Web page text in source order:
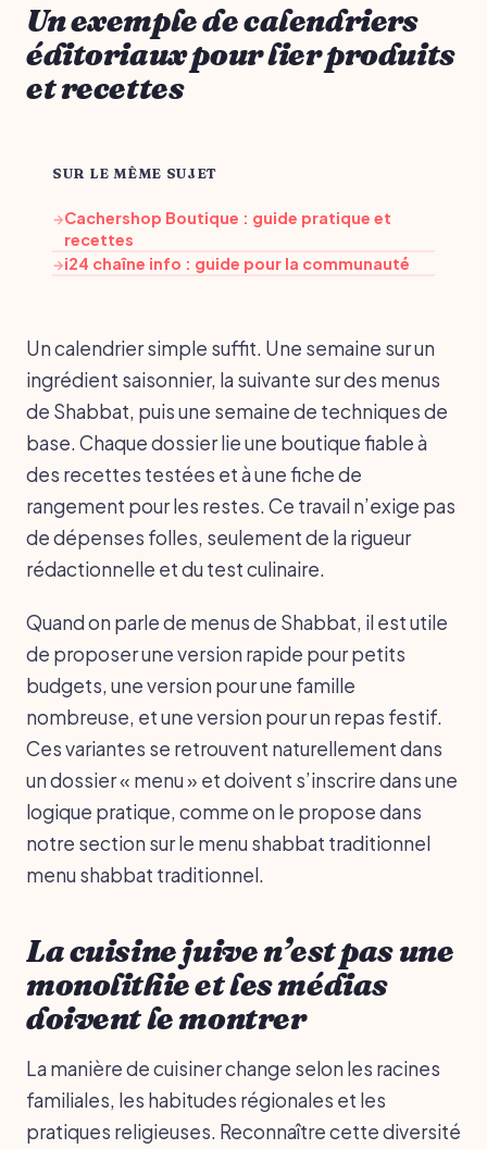
Un exemple de calendriers
éditoriaux pour lier produits
et recettes
SUR LE MÊME SUJET
→Cachershop Boutique : guide pratique et
recettes
→i24 chaîne info : guide pour la communauté
Un calendrier simple suffit. Une semaine sur un
ingrédient saisonnier, la suivante sur des menus
de Shabbat, puis une semaine de techniques de
base. Chaque dossier lie une boutique fiable à
des recettes testées et à une fiche de
rangement pour les restes. Ce travail n’exige pas
de dépenses folles, seulement de la rigueur
rédactionnelle et du test culinaire.
Quand on parle de menus de Shabbat, il est utile
de proposer une version rapide pour petits
budgets, une version pour une famille
nombreuse, et une version pour un repas festif.
Ces variantes se retrouvent naturellement dans
un dossier « menu » et doivent s’inscrire dans une
logique pratique, comme on le propose dans
notre section sur le menu shabbat traditionnel
menu shabbat traditionnel.
La cuisine juive n’est pas une
monolithie et les médias
doivent le montrer
La manière de cuisiner change selon les racines
familiales, les habitudes régionales et les
pratiques religieuses. Reconnaître cette diversité